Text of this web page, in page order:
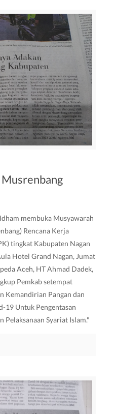
Musrenbang
membuka Musyawarah
Rencana Kerja
tingkat Kabupaten Nagan
Hotel Grand Nagan, Jumat
Aceh, HT Ahmad Dadek,
Pemkab setempat
Kemandirian Pangan dan
19 Untuk Pengentasan
Pelaksanaan Syariat Islam."